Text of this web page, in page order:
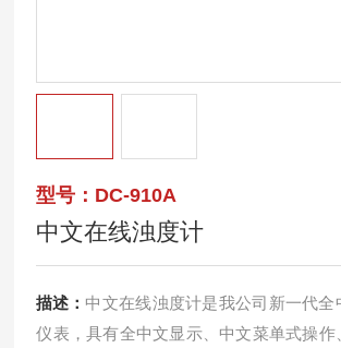
型号：DC-910A
中文在线浊度计
描述： 中文在线浊度计是我公司新一代全
仪表，具有全中文显示、中文菜单式操作